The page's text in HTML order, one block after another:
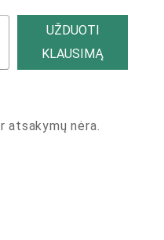
UŽDUOTI
KLAUSIMĄ
atsakymų nėra.